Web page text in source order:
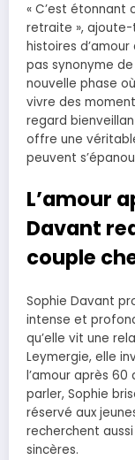
« C’est étonnant
retraite »,
histoires d’amour
pas synonyme
nouvelle phase
vivre des
regard
offre une
peuvent
L’amour
Davant
couple
Sophie Davant
intense et
qu’elle vit une
Leymergie, elle
l’amour après
parler, Sophie
réservé aux
recherchent
sincères.